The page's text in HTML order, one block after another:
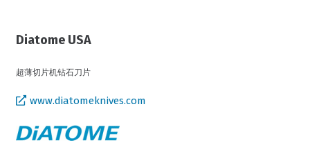
Diatome USA
超薄切片机钻石刀片
www.diatomeknives.com